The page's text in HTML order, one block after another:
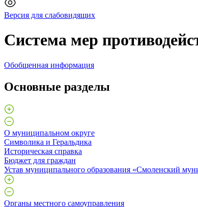
Версия для слабовидящих
Система мер
Обобщенная информация
Основные разделы
О муниципальном округе
Символика и Геральдика
Историческая справка
Бюджет для граждан
Устав муниципального образования «Смоленский
Органы местного самоуправления